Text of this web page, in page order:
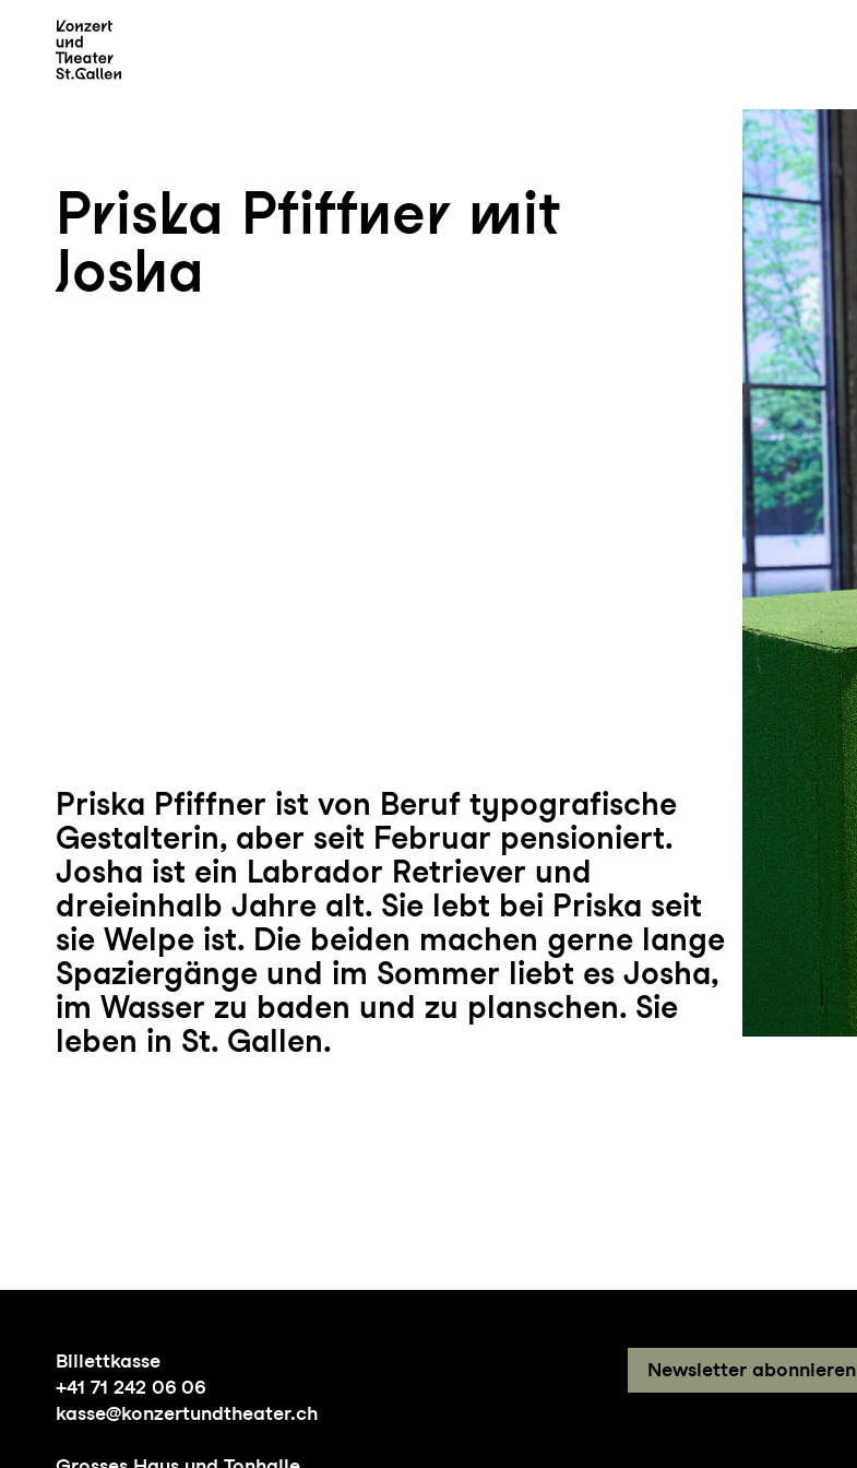
Zum Footer springen
Priska Pfiffner mit
Josha
Priska Pfiffner ist von Beruf typografische
Gestalterin, aber seit Februar pensioniert.
Josha ist ein Labrador Retriever und
dreieinhalb Jahre alt. Sie lebt bei Priska seit
sie Welpe ist. Die beiden machen gerne lange
Spaziergänge und im Sommer liebt es Josha,
im Wasser zu baden und zu planschen. Sie
leben in St. Gallen.
Billettkasse
+41 71 242 06 06
kasse@konzertundtheater.ch
Newsletter abonnieren